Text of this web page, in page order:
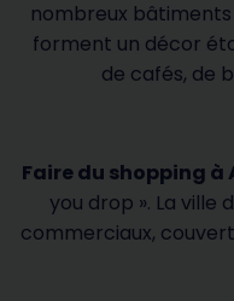
nombreux
forment un décor
de cafés, de
Faire du shopping à
you drop ». La ville
commerciaux,